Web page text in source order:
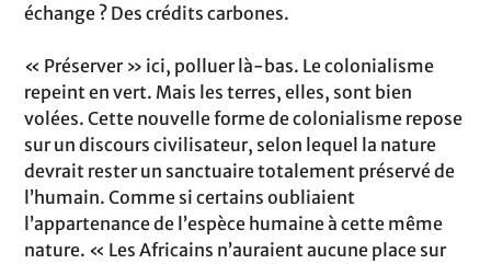
échange ? Des crédits carbones.
« Préserver » ici, polluer là-bas. Le colonialisme
repeint en vert. Mais les terres, elles, sont bien
volées. Cette nouvelle forme de colonialisme repose
sur un discours civilisateur, selon lequel la nature
devrait rester un sanctuaire totalement préservé de
l’humain. Comme si certains oubliaient
l’appartenance de l’espèce humaine à cette même
nature. « Les Africains n’auraient aucune place sur